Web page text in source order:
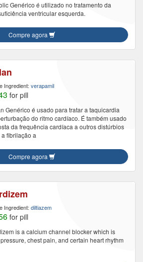
Genérico é utilizado no tratamento da
ventricular esquerda.
Compre agora
Ingredient: verapamil
for pill
Genérico é usado para tratar a taquicardia
do ritmo cardíaco. É também usado
da frequência cardíaca a outros distúrbios
fibrilação a
Compre agora
Ingredient: diltiazem
for pill
is a calcium channel blocker which is
chest pain, and certain heart rhythm